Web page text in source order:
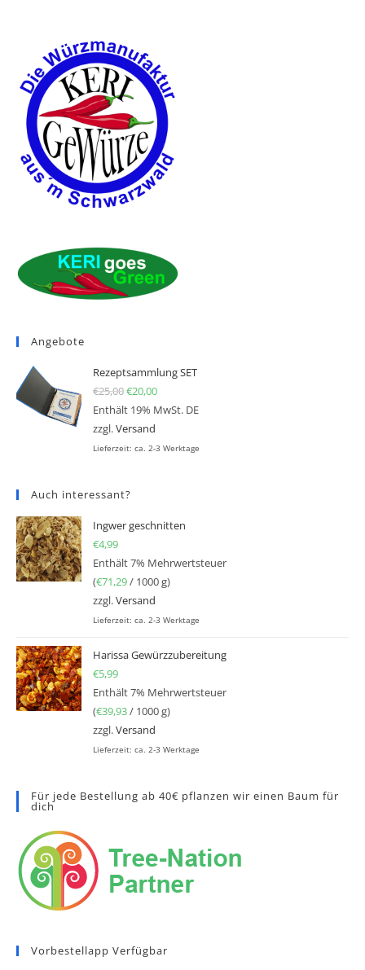
Angebote
Rezeptsammlung SET
€25,00Ursprünglicher Preis war: €25,00
€20,00Aktueller Preis ist: €20,00.
Enthält 19% MwSt. DE
zzgl.Versand
Lieferzeit: ca. 2-3 Werktage
Auch interessant?
Ingwer geschnitten
€4,99
Enthält 7% Mehrwertsteuer
(€71,29/ 1000 g)
zzgl.Versand
Lieferzeit: ca. 2-3 Werktage
Harissa Gewürzzubereitung
€5,99
Enthält 7% Mehrwertsteuer
(€39,93/ 1000 g)
zzgl.Versand
Lieferzeit: ca. 2-3 Werktage
Für jede Bestellung ab 40€ pflanzen wir einen Baum für
dich
Vorbestellapp Verfügbar